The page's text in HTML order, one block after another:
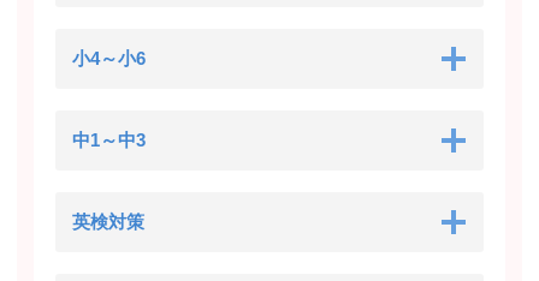
小4～小6
中1～中3
英検対策